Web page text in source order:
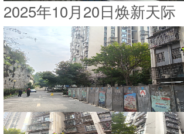
2025年10月20日焕新天际